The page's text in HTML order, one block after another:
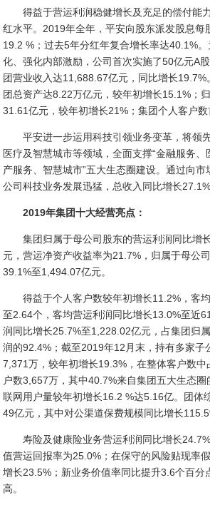
得益于营运利润稳健增长及充足的偿付能
红水平。2019年全年，平安向股东派发股息每
19.2 %；过去5年分红年复合增长率达40.1%
化、强化内部激励，公司首次实施了50亿元A
团营业收入达11,688.67亿元，同比增长
团总资产达8.22万亿元，较年初增长15.1%；
31.61亿元，较年初增长21%；集团个人客户数
平安进一步运用科技引领业务变革，将领
医疗及智慧城市等领域，全面支撑“金融服务
产服务、智慧城市”五大生态圈建设。通过向市
公司科技业务发展迅猛，总收入同比增长
2019年集团十大经营亮点：
集团归属于母公司股东的营运利润同比增
元，营运净资产收益率为21.7%，归属于母公
39.1%至1,494.07亿元。
得益于个人客户数较年初增长11.2%，客
至2.64个，客均营运利润同比增长13.0%至近
润同比增长25.7%至1,228.02亿元，占集团归
润的92.4%；截至2019年12月末，持有多家子
7,371万，较年初增长19.3%，在整体客户数
户数3,657万，其中40.7%来自集团五大生态
联网用户量较年初增长16.2 %达5.16亿。团体
49亿元，其中对公渠道保费规模同比增长
寿险及健康险业务营运利润同比增长
值营运回报率为25.0%；在保守的风险贴现率
增长23.5%；新业务价值率同比提升3.6个百分
高。